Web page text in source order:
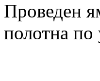
Проведен
полотна по